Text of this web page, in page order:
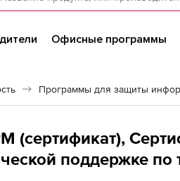
Офисные программы
Программы для защиты
(сертификат),
поддержке